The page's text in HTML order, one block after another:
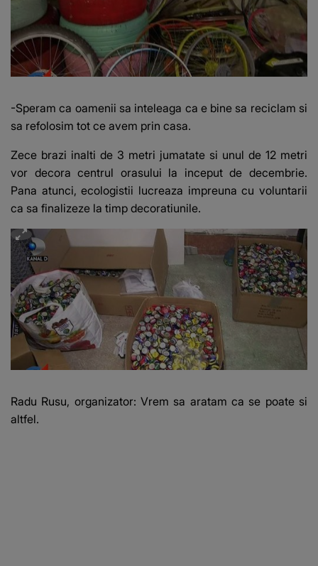
-Speram ca oamenii sa inteleaga ca e bine sa reciclam si
sa refolosim tot ce avem prin casa.
Zece brazi inalti de 3 metri jumatate si unul de 12 metri
vor decora centrul orasului la inceput de decembrie.
Pana atunci, ecologistii lucreaza impreuna cu voluntarii
ca sa finalizeze la timp decoratiunile.
Radu Rusu, organizator: Vrem sa aratam ca se poate si
altfel.